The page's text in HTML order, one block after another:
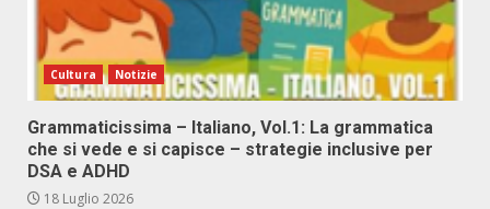
Cultura Notizie
Grammaticissima – Italiano, Vol.1: La grammatica
che si vede e si capisce – strategie inclusive per
DSA e ADHD
18 Luglio 2026